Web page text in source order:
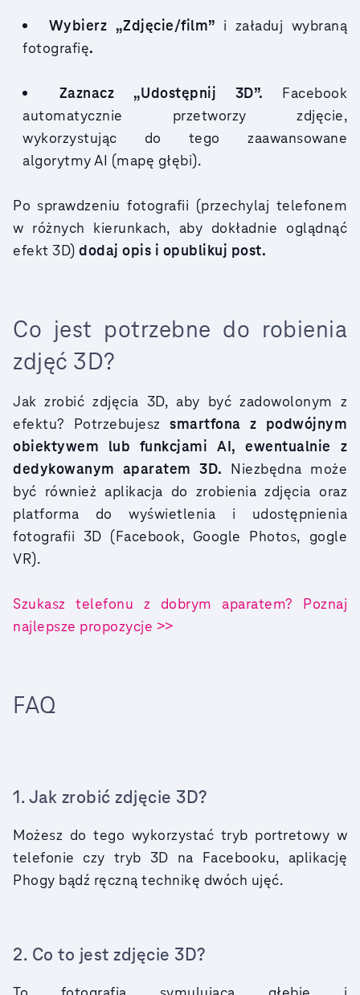
Wybierz „Zdjęcie/film” i załaduj wybraną
fotografię.
Zaznacz „Udostępnij 3D”. Facebook
automatycznie przetworzy zdjęcie,
wykorzystując do tego zaawansowane
algorytmy AI (mapę głębi).
Po sprawdzeniu fotografii (przechylaj telefonem
w różnych kierunkach, aby dokładnie oglądnąć
efekt 3D) dodaj opis i opublikuj post.
Co jest potrzebne do robienia
zdjęć 3D?
Jak zrobić zdjęcia 3D, aby być zadowolonym z
efektu? Potrzebujesz smartfona z podwójnym
obiektywem lub funkcjami AI, ewentualnie z
dedykowanym aparatem 3D. Niezbędna może
być również aplikacja do zrobienia zdjęcia oraz
platforma do wyświetlenia i udostępnienia
fotografii 3D (Facebook, Google Photos, gogle
VR).
Szukasz telefonu z dobrym aparatem? Poznaj
najlepsze propozycje >>
FAQ
1. Jak zrobić zdjęcie 3D?
Możesz do tego wykorzystać tryb portretowy w
telefonie czy tryb 3D na Facebooku, aplikację
Phogy bądź ręczną technikę dwóch ujęć.
2. Co to jest zdjęcie 3D?